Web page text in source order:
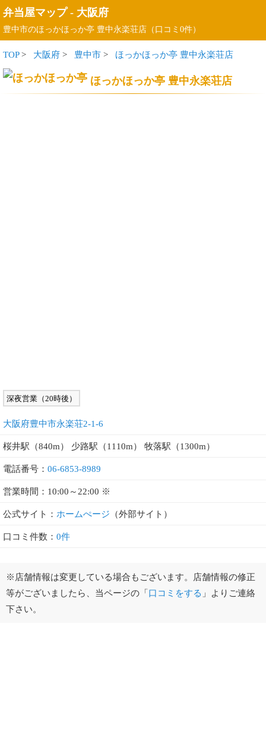
弁当屋マップ- 大阪府
豊中市のほっかほっか亭 豊中永楽荘店（口コミ0件）
TOP> 大阪府 > 豊中市 > ほっかほっか亭 豊中永楽荘店
ほっかほっか亭 豊中永楽荘店
深夜営業（20時後）
大阪府豊中市永楽荘2-1-6
桜井駅（840m） 少路駅（1110m） 牧落駅（1300m）
電話番号： 06-6853-8989
営業時間：10:00～22:00 ※
公式サイト： ホームぺージ （外部サイト）
口コミ件数： 0件
※店舗情報は変更している場合もございます。店舗情報の修正
等がございましたら、当ページの「口コミをする 」よりご連絡
下さい。